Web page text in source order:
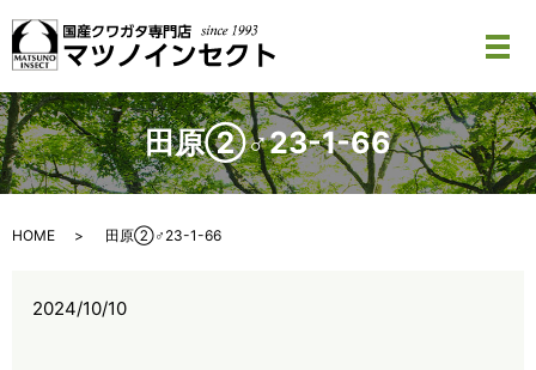
メ
田原②♂23-1-66
HOME 田原②♂23-1-66
2024/10/10